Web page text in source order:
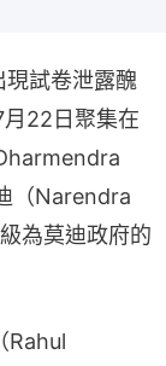
現試卷泄露醜
22日聚集在
（Narendra
為莫迪政府的
Rahul